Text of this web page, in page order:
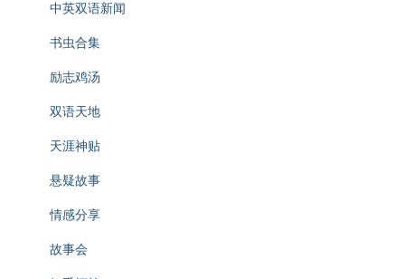
中英双语新闻
书虫合集
励志鸡汤
双语天地
天涯神贴
悬疑故事
情感分享
故事会